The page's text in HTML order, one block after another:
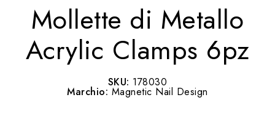
Mollette di Metallo
Acrylic Clamps 6pz
SKU: 178030
Marchio: Magnetic Nail Design